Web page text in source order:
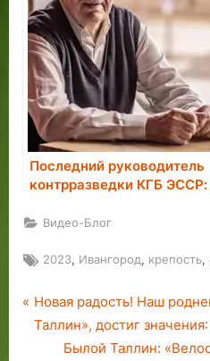
Последний руководитель
контрразведки КГБ ЭССР:
агенты считали это
Видео-Блог
Tags:
2023, Ивангород, крепость,
Навигация
P
r
Новая радость! Наш
Таллин», достиг
N
Былой Таллин: